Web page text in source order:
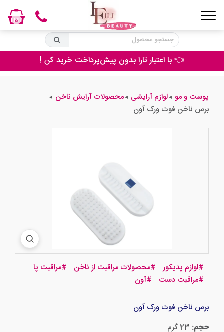
👈 با اعتبار تارا بدون پیش‌پرداخت خرید کن !
0
پوست و مو ◄لوازم آرایشی ◄محصولات آرایش ناخن ◄
برس ناخن فوت ورک آون
#لوازم پدیکور #محصولات مراقبت از ناخن #مراقبت پا
#مراقبت دست #آون
برس ناخن فوت ورک آون
حجم: 23 گرم